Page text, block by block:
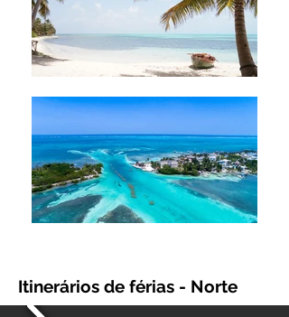
Itinerários de férias - Norte